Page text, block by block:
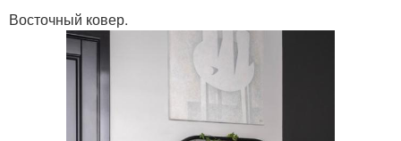
Восточный ковер.